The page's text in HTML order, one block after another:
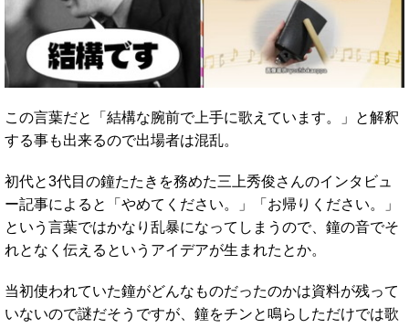
この言葉だと「結構な腕前で上手に歌えています。」と解釈
する事も出来るので出場者は混乱。
初代と3代目の鐘たたきを務めた三上秀俊さんのインタビュ
ー記事によると「やめてください。」「お帰りください。」
という言葉ではかなり乱暴になってしまうので、鐘の音でそ
れとなく伝えるというアイデアが生まれたとか。
当初使われていた鐘がどんなものだったのかは資料が残って
いないので謎だそうですが、鐘をチンと鳴らしただけでは歌